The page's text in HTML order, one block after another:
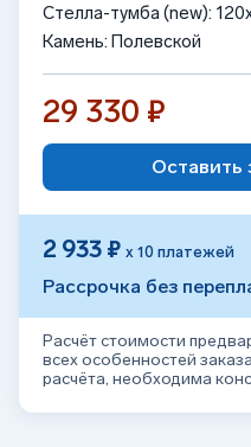
Стелла-тумба (new):
Камень: Полевской
29 330 ₽
Оставить
2 933 ₽ х 10 платежей
Рассрочка без
Расчёт стоимости
всех особенностей
расчёта, необходима